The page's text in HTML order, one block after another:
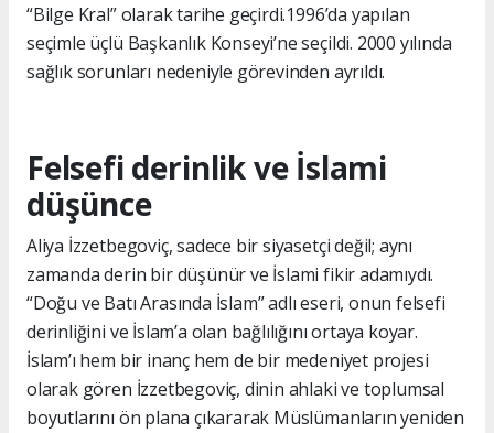
“Bilge Kral” olarak tarihe geçirdi.1996’da yapılan
seçimle üçlü Başkanlık Konseyi’ne seçildi. 2000 yılında
sağlık sorunları nedeniyle görevinden ayrıldı.
Felsefi derinlik ve İslami
düşünce
Aliya İzzetbegoviç, sadece bir siyasetçi değil; aynı
zamanda derin bir düşünür ve İslami fikir adamıydı.
“Doğu ve Batı Arasında İslam” adlı eseri, onun felsefi
derinliğini ve İslam’a olan bağlılığını ortaya koyar.
İslam’ı hem bir inanç hem de bir medeniyet projesi
olarak gören İzzetbegoviç, dinin ahlaki ve toplumsal
boyutlarını ön plana çıkararak Müslümanların yeniden